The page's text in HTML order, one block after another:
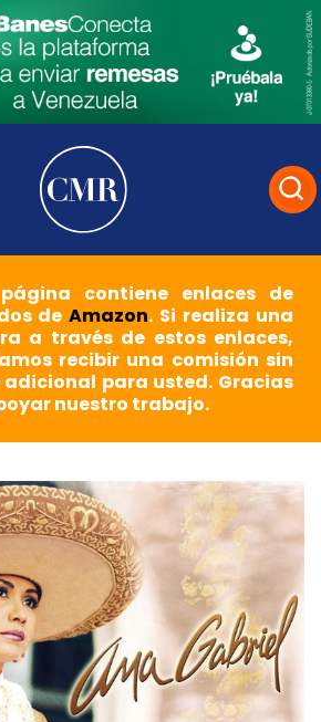
contiene enlaces de
deAmazon. Si realiza una
a través de estos enlaces,
recibir una comisión sin
adicional para usted. Gracias
nuestro trabajo.